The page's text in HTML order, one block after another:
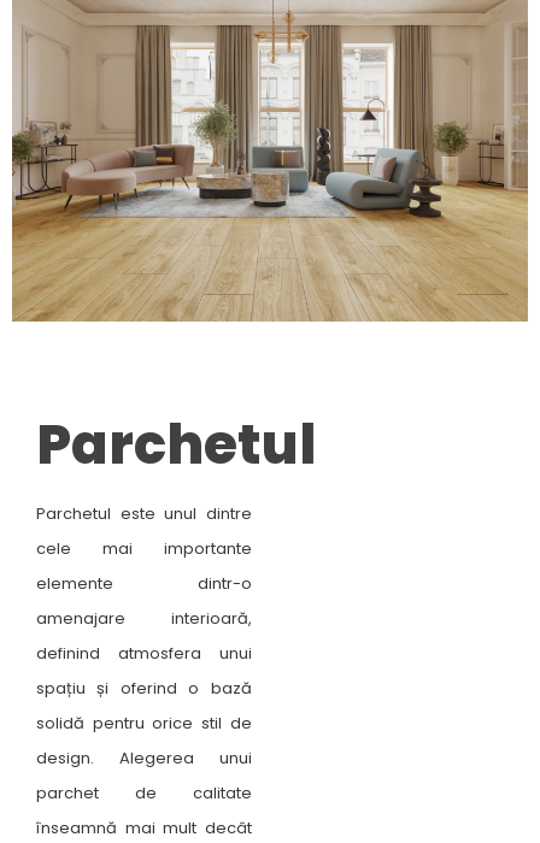
Parchetul
Parchetul este unul dintre
cele mai importante
elemente dintr-o
amenajare interioară,
definind atmosfera unui
spațiu și oferind o bază
solidă pentru orice stil de
design. Alegerea unui
parchet de calitate
înseamnă mai mult decât